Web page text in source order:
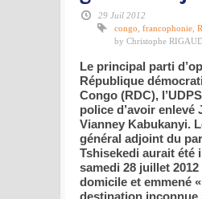
29 Juil 2012
congo francophonie
by Christophe
Le principal parti
République
Congo (RDC),
police d’avoir enlevé
Vianney Kabukanyi.
général adjoint du
Tshisekedi aurait été
samedi 28 juillet 2012
domicile et emmené
destination inconnue